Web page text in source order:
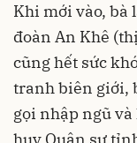
Khi mới vào, bà
đoàn An Khê
cũng hết sức
tranh biên giới,
gọi nhập ngũ